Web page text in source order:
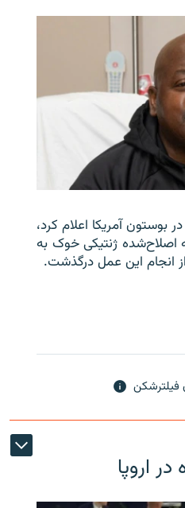
آمریکا اعلام کرد،
اصلاح‌شده ژنتیکی خوک به
انجام این عمل درگذشت.
اروپا